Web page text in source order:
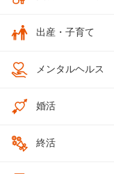
出産・子育て
メンタルヘルス
婚活
終活